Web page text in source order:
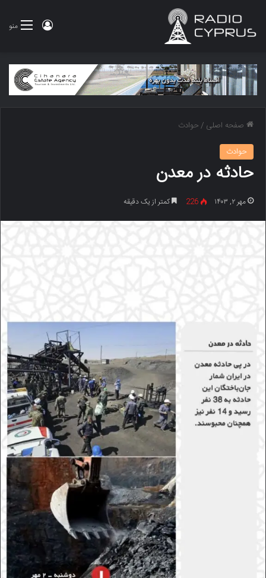
منو ورود
صفحه اصلی /حوادث
حوادث
حادثه در معدن
مهر ۲, ۱۴۰۳ 226 کمتر از یک دقیقه